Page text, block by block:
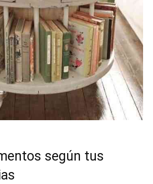
según tus